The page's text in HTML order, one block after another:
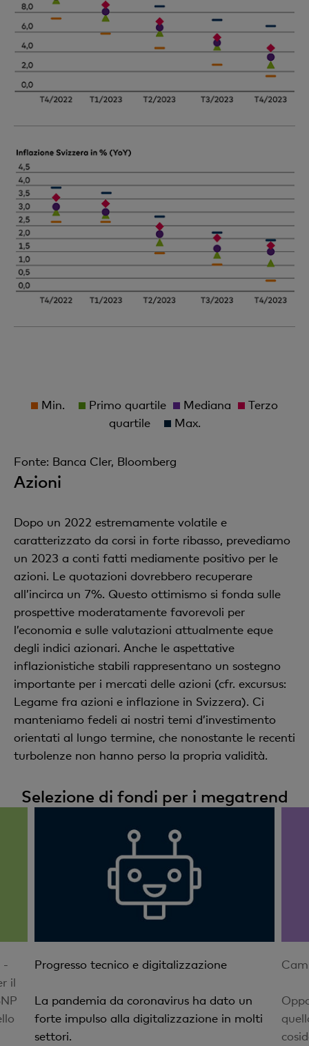
Min. Primo quartile Mediana
Terzo
quartile
Max.
Fonte: Banca Cler, Bloomberg
Azioni
Dopo un 2022 estremamente volatile e
caratterizzato da corsi in forte ribasso, prevediamo
un 2023 a conti fatti mediamente positivo per le
azioni. Le quotazioni dovrebbero recuperare
all’incirca un 7%. Questo ottimismo si fonda sulle
prospettive moderatamente favorevoli per
l’economia e sulle valutazioni attualmente eque
degli indici azionari. Anche le aspettative
inflazionistiche stabili rappresentano un sostegno
importante per i mercati delle azioni (cfr. excursus:
Legame fra azioni e inflazione in Svizzera). Ci
manteniamo fedeli ai nostri temi d’investimento
orientati al lungo termine, che nonostante le recenti
turbolenze non hanno perso la propria validità.
Selezione di fondi per i megatrend
-
il
Progresso tecnico e digitalizzazione
La pandemia da coronavirus ha dato un
forte impulso alla digitalizzazione in molti
settori.